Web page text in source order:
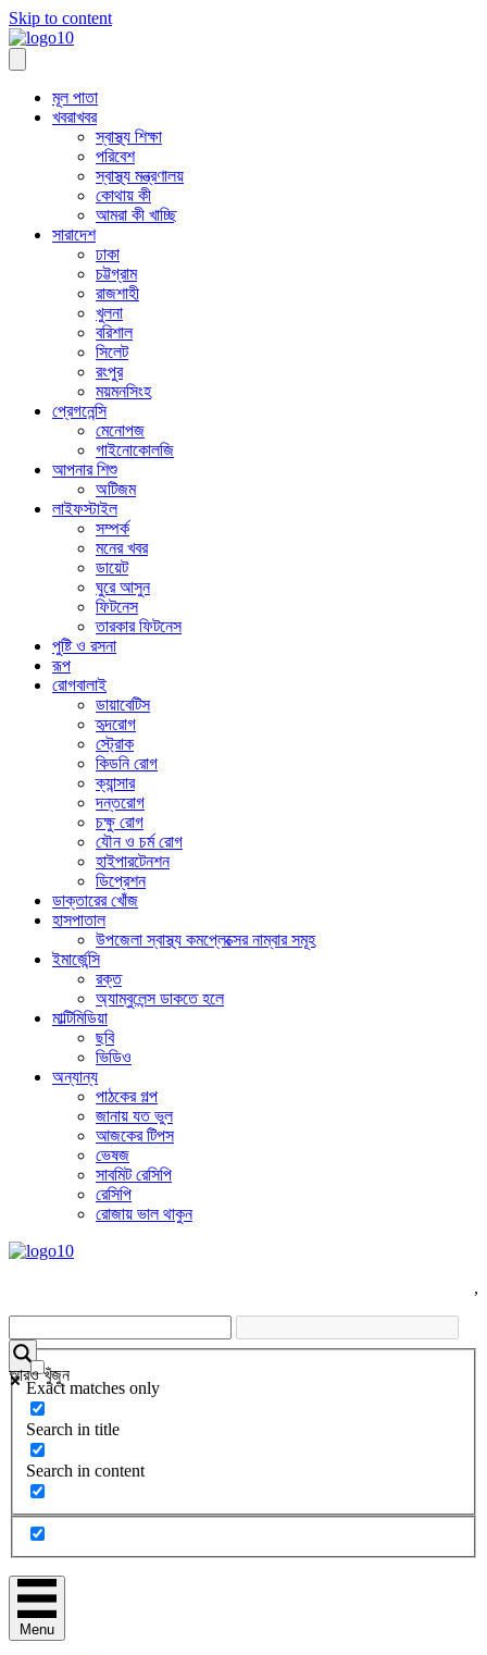
Skip to content
মূল পাতা
খবরাখবর
স্বাস্থ্য শিক্ষা
পরিবেশ
স্বাস্থ্য মন্ত্রণালয়
কোথায় কী
আমরা কী খাচ্ছি
সারাদেশ
ঢাকা
চট্টগ্রাম
রাজশাহী
খুলনা
বরিশাল
সিলেট
রংপুর
ময়মনসিংহ
প্রেগনেন্সি
মেনোপজ
গাইনোকোলজি
আপনার শিশু
অটিজম
লাইফস্টাইল
সম্পর্ক
মনের খবর
ডায়েট
ঘুরে আসুন
ফিটনেস
তারকার ফিটনেস
পুষ্টি ও রসনা
রূপ
রোগবালাই
ডায়াবেটিস
হৃদরোগ
স্ট্রোক
কিডনি রোগ
ক্যান্সার
দন্তরোগ
চক্ষু রোগ
যৌন ও চর্ম রোগ
হাইপারটেনশন
ডিপ্রেশন
ডাক্তারের খোঁজ
হাসপাতাল
উপজেলা স্বাস্থ্য কমপ্লেক্সের নাম্বার সমূহ
ইমার্জেন্সি
রক্ত
অ্যাম্বুলেন্স ডাকতে হলে
মাল্টিমিডিয়া
ছবি
ভিডিও
অন্যান্য
পাঠকের গল্প
জানায় যত ভুল
আজকের টিপস
ভেষজ
সাবমিট রেসিপি
রেসিপি
রোজায় ভাল থাকুন
,
আরও খুঁজুন
Exact matches only
Search in title
Search in content
Menu